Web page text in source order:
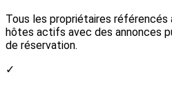
Tous les propriétaires référencés
hôtes actifs avec des annonces
de réservation.
✓